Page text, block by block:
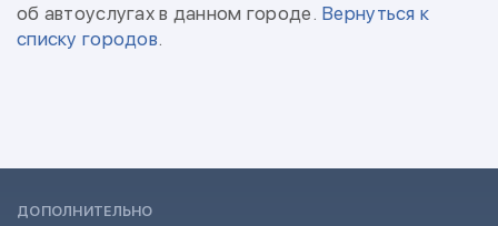
об автоуслугах в данном городе. Вернуться к
списку городов.
ДОПОЛНИТЕЛЬНО